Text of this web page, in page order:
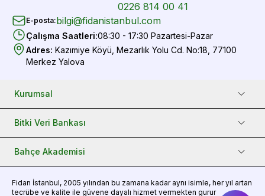
0226 814 00 41
E-posta:bilgi@fidanistanbul.com
Çalışma Saatleri:08:30 - 17:30 Pazartesi-Pazar
Adres: Kazımiye Köyü, Mezarlık Yolu Cd. No:18, 77100
Merkez Yalova
Kurumsal
Bitki Veri Bankası
Bahçe Akademisi
Fidan İstanbul, 2005 yılından bu zamana kadar aynı isimle, her yıl artan
tecrübe ve kalite ile güvene dayalı hizmet vermekten gurur